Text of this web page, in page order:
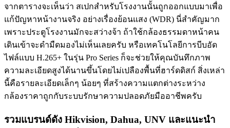
จากตารางจะเห็นว่า สเปกสำหรับโรงงานนั้นถูกออกแบบมาเพื่อ
แก้ปัญหาหน้างานจริง อย่างเรื่องย้อนแสง (WDR) นี่สำคัญมาก
เพราะประตูโรงงานมักจะสว่างจ้า ถ้าใช้กล้องธรรมดาหน้าคน
เดินเข้าจะดำมืดมองไม่เห็นเลยครับ หรือเทคโนโลยีการบีบอัด
ไฟล์แบบ H.265+ ในรุ่น Pro Series ก็จะช่วยให้คุณบันทึกภาพ
ความละเอียดสูงได้นานขึ้นโดยไม่เปลืองพื้นที่ฮาร์ดดิสก์ สิ่งเหล่า
นี้คือรายละเอียดเล็กๆ น้อยๆ ที่สร้างความแตกต่างระหว่าง
กล้องราคาถูกกับระบบรักษาความปลอดภัยมืออาชีพครับ
รวมแบรนด์ดัง Hikvision, Dahua, UNV และแนะนำ